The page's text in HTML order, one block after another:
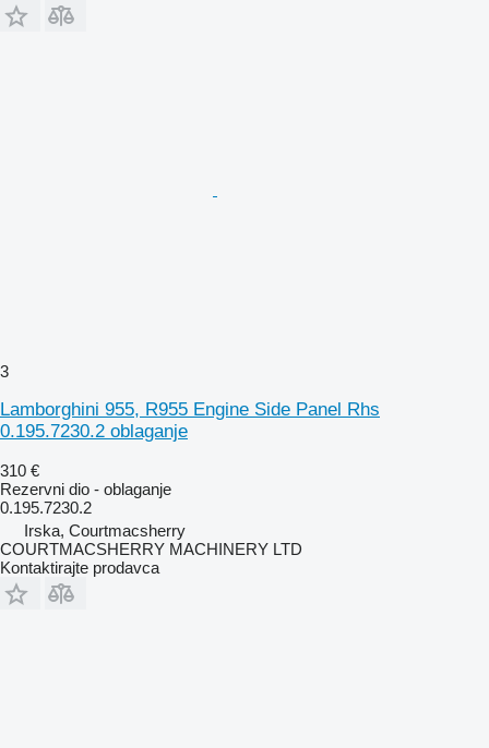
3
Lamborghini 955, R955 Engine Side Panel Rhs
0.195.7230.2 oblaganje
310 €
Rezervni dio - oblaganje
0.195.7230.2
Irska, Courtmacsherry
COURTMACSHERRY MACHINERY LTD
Kontaktirajte prodavca